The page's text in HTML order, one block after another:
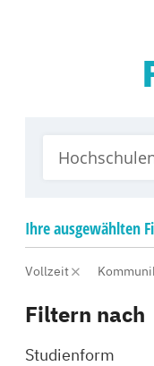
Ihreausgewählten
Vollzeit
Filtern nach
Studienform